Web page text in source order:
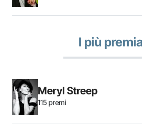
I più
Meryl Streep
115 premi